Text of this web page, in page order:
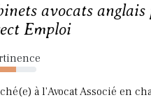
avocats
Emploi
à l'Avocat Associé en